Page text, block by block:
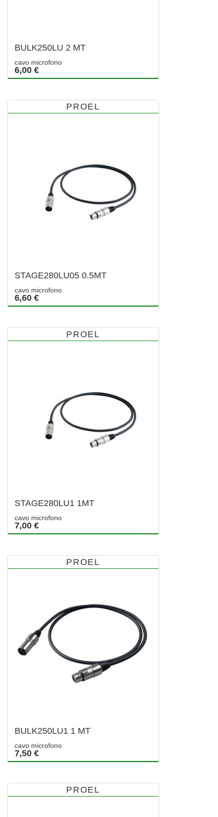
BULK250LU 2 MT
cavo microfono
6,00 €
PROEL
STAGE280LU05 0.5MT
cavo microfono
6,60 €
PROEL
STAGE280LU1 1MT
cavo microfono
7,00 €
PROEL
BULK250LU1 1 MT
cavo microfono
7,50 €
PROEL